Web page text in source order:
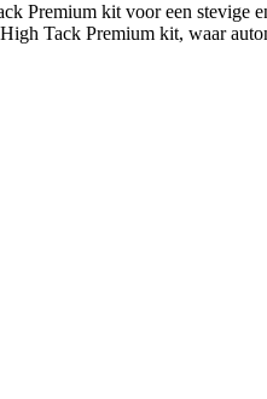
Premium kit voor een stevige
Tack Premium kit, waar